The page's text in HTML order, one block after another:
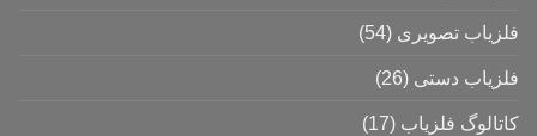
فلزیاب تصویری (54)
فلزیاب دستی (26)
کاتالوگ فلزیاب (17)